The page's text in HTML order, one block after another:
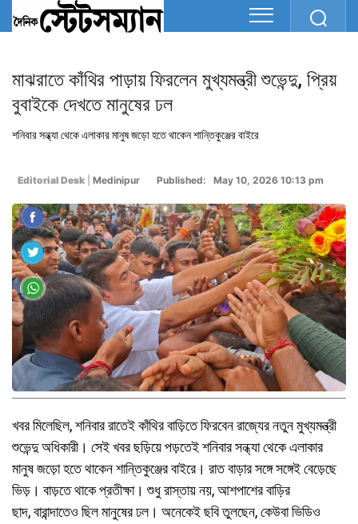
মাঝরাতে কাঁথির পাড়ায় ফিরলেন মুখ্যমন্ত্রী শুভেন্দু, প্রিয়
বুবাইকে দেখতে মানুষের ঢল
শনিবার সন্ধ্যা থেকে এলাকার মানুষ জড়ো হতে থাকেন শান্তিকুঞ্জের বাইরে
Editorial Desk Medinipur Published: May 10, 2026 10:13 pm
খবর মিলেছিল, শনিবার রাতেই কাঁথির বাড়িতে ফিরবেন রাজ্যের নতুন মুখ্যমন্ত্রী
শুভেন্দু অধিকারী। সেই খবর ছড়িয়ে পড়তেই শনিবার সন্ধ্যা থেকে এলাকার
মানুষ জড়ো হতে থাকেন শান্তিকুঞ্জের বাইরে। রাত বাড়ার সঙ্গে সঙ্গেই বেড়েছে
ভিড়। বাড়তে থাকে প্রতীক্ষা। শুধু রাস্তায় নয়, আশপাশের বাড়ির
ছাদ, বারান্দাতেও ছিল মানুষের ঢল। অনেকেই ছবি তুলছেন, কেউবা ভিডিও